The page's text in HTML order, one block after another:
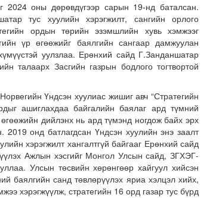
COP17-ын байгууламжтай танилцлаа
2024 оны дөрөвдүгээр сарын 19-нд баталсан.
тус хуулийн хэрэгжилт, сангийн орлого
ордын төрийн эзэмшлийн хувь хэмжээг
үр өгөөжийг баялгийн сангаар дамжуулан
уулзлаа. Ерөнхий сайд Г.Занданшатар
талаарх Засгийн газрын бодлого тогтвортой
Үндсэн хуулиас жишиг авч “Стратегийн
ашиглахдаа байгалийн баялаг ард түмний
дийлэнх нь ард түмэнд ногдож байх эрх
2019 онд батлагдсан Үндсэн хуулийн энэ заалт
хэрэгжилт хангалтгүй байгааг Ерөнхий сайд
Ажлын хэсгийг Монгол Улсын сайд, ЗГХЭГ-
Улсын төсвийн хөрөнгөөр хайгуул хийсэн
баялгийн санд төвлөрүүлэх яриа хэлцэл хийх,
хэрэгжүүлж, стратегийн 16 орд газар тус бүрд